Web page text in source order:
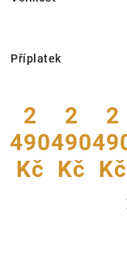
Příplatek
2
490
Kč
2
490
Kč
2
Kč